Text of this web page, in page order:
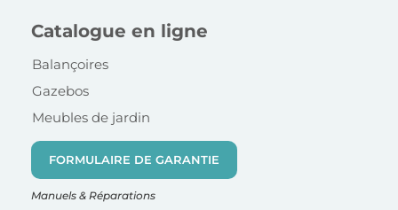
Catalogue en ligne
Balançoires
Gazebos
Meubles de jardin
FORMULAIRE DE GARANTIE
Manuels & Réparations